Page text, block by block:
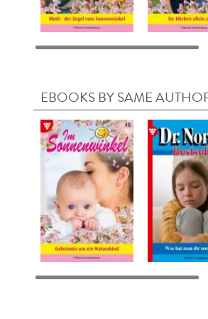
EBOOKS BY SAME